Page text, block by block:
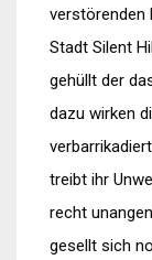
verstörenden
Stadt Silent
gehüllt der
dazu wirken
treibt ihr
recht
gesellt sich